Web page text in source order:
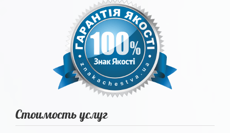
Стоимость услуг